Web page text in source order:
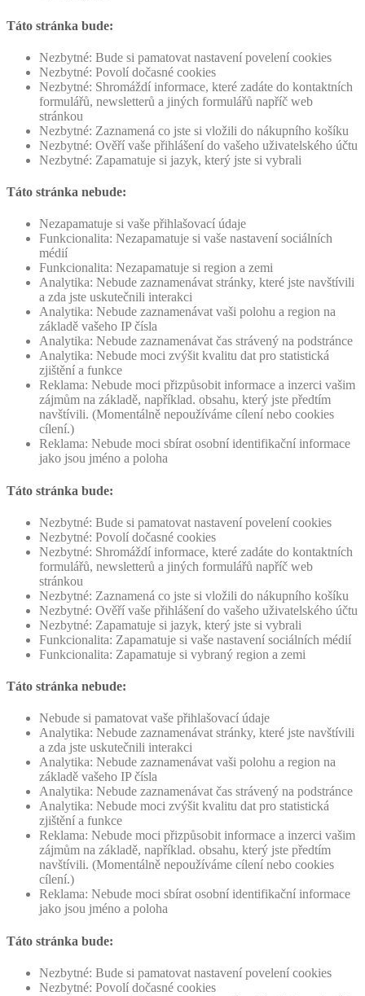
Táto stránka bude:
Nezbytné: Bude si pamatovat nastavení povelení cookies
Nezbytné: Povolí dočasné cookies
Nezbytné: Shromáždí informace, které zadáte do kontaktních
formulářů, newsletterů a jiných formulářů napříč web
stránkou
Nezbytné: Zaznamená co jste si vložili do nákupního košíku
Nezbytné: Ověří vaše přihlášení do vašeho uživatelského účtu
Nezbytné: Zapamatuje si jazyk, který jste si vybrali
Táto stránka nebude:
Nezapamatuje si vaše přihlašovací údaje
Funkcionalita: Nezapamatuje si vaše nastavení sociálních
médií
Funkcionalita: Nezapamatuje si region a zemi
Analytika: Nebude zaznamenávat stránky, které jste navštívili
a zda jste uskutečnili interakci
Analytika: Nebude zaznamenávat vaši polohu a region na
základě vašeho IP čísla
Analytika: Nebude zaznamenávat čas strávený na podstránce
Analytika: Nebude moci zvýšit kvalitu dat pro statistická
zjištění a funkce
Reklama: Nebude moci přizpůsobit informace a inzerci vašim
zájmům na základě, například. obsahu, který jste předtím
navštívili. (Momentálně nepoužíváme cílení nebo cookies
cílení.)
Reklama: Nebude moci sbírat osobní identifikační informace
jako jsou jméno a poloha
Táto stránka bude:
Nezbytné: Bude si pamatovat nastavení povelení cookies
Nezbytné: Povolí dočasné cookies
Nezbytné: Shromáždí informace, které zadáte do kontaktních
formulářů, newsletterů a jiných formulářů napříč web
stránkou
Nezbytné: Zaznamená co jste si vložili do nákupního košíku
Nezbytné: Ověří vaše přihlášení do vašeho uživatelského účtu
Nezbytné: Zapamatuje si jazyk, který jste si vybrali
Funkcionalita: Zapamatuje si vaše nastavení sociálních médií
Funkcionalita: Zapamatuje si vybraný region a zemi
Táto stránka nebude:
Nebude si pamatovat vaše přihlašovací údaje
Analytika: Nebude zaznamenávat stránky, které jste navštívili
a zda jste uskutečnili interakci
Analytika: Nebude zaznamenávat vaši polohu a region na
základě vašeho IP čísla
Analytika: Nebude zaznamenávat čas strávený na podstránce
Analytika: Nebude moci zvýšit kvalitu dat pro statistická
zjištění a funkce
Reklama: Nebude moci přizpůsobit informace a inzerci vašim
zájmům na základě, například. obsahu, který jste předtím
navštívili. (Momentálně nepoužíváme cílení nebo cookies
cílení.)
Reklama: Nebude moci sbírat osobní identifikační informace
jako jsou jméno a poloha
Táto stránka bude:
Nezbytné: Bude si pamatovat nastavení povelení cookies
Nezbytné: Povolí dočasné cookies